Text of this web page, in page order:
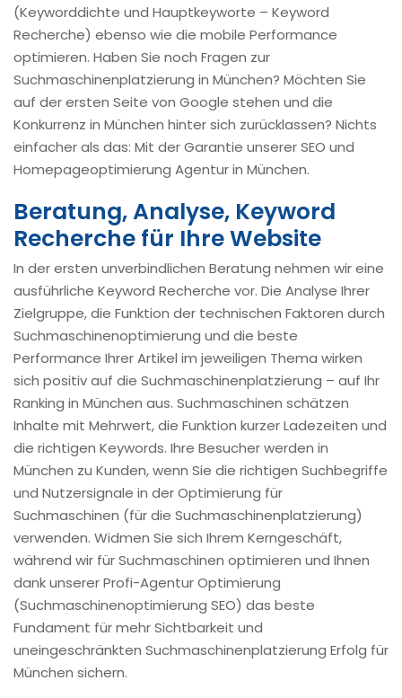
(Keyworddichte und Hauptkeyworte – Keyword
Recherche) ebenso wie die mobile Performance
optimieren. Haben Sie noch Fragen zur
Suchmaschinenplatzierung in München? Möchten Sie
auf der ersten Seite von Google stehen und die
Konkurrenz in München hinter sich zurücklassen? Nichts
einfacher als das: Mit der Garantie unserer SEO und
Homepageoptimierung Agentur in München.
Beratung, Analyse, Keyword
Recherche für Ihre Website
In der ersten unverbindlichen Beratung nehmen wir eine
ausführliche Keyword Recherche vor. Die Analyse Ihrer
Zielgruppe, die Funktion der technischen Faktoren durch
Suchmaschinenoptimierung und die beste
Performance Ihrer Artikel im jeweiligen Thema wirken
sich positiv auf die Suchmaschinenplatzierung – auf Ihr
Ranking in München aus. Suchmaschinen schätzen
Inhalte mit Mehrwert, die Funktion kurzer Ladezeiten und
die richtigen Keywords. Ihre Besucher werden in
München zu Kunden, wenn Sie die richtigen Suchbegriffe
und Nutzersignale in der Optimierung für
Suchmaschinen (für die Suchmaschinenplatzierung)
verwenden. Widmen Sie sich Ihrem Kerngeschäft,
während wir für Suchmaschinen optimieren und Ihnen
dank unserer Profi-Agentur Optimierung
(Suchmaschinenoptimierung SEO) das beste
Fundament für mehr Sichtbarkeit und
uneingeschränkten Suchmaschinenplatzierung Erfolg für
München sichern.